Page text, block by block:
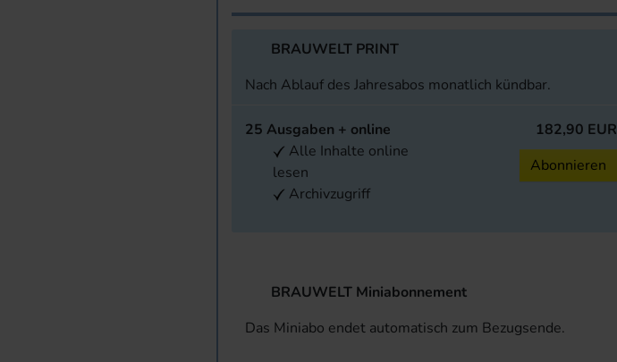
BRAUWELT PRINT
Nach Ablauf des Jahresabos monatlich kündbar.
25 Ausgaben + online
Alle Inhalte online
lesen
Archivzugriff
182,90 EUR
Abonnieren
BRAUWELT Miniabonnement
Das Miniabo endet automatisch zum Bezugsende.